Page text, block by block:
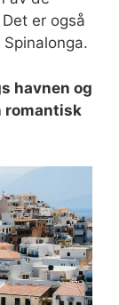
er også
havnen og
romantisk